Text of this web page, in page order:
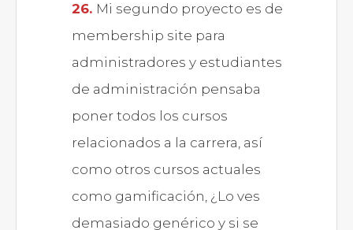
Mi segundo proyecto es de
membership site para
administradores y estudiantes
de administración pensaba
poner todos los cursos
relacionados a la carrera, así
como otros cursos actuales
como gamificación, ¿Lo ves
demasiado genérico y si se